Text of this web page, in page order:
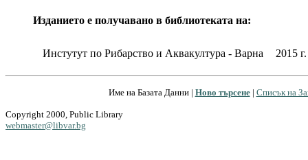
Изданието е получавано в библиотеката на:
Инстутут по Рибарство и Аквакултура - Варна 2015
Име на Базата Данни | Ново търсене| Списък на
Copyright 2000, Public Library
webmaster@libvar.bg